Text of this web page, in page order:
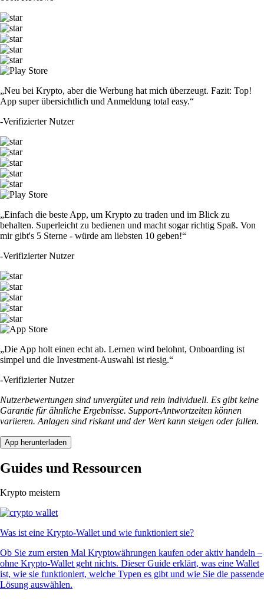
„Neu bei Krypto, aber die Werbung hat mich überzeugt. Fazit: Top!
App super übersichtlich und Anmeldung total easy.“
-Verifizierter Nutzer
„Einfach die beste App, um Krypto zu traden und im Blick zu
behalten. Superleicht zu bedienen und macht sogar richtig Spaß. Von
mir gibt's 5 Sterne - würde am liebsten 10 geben!“
-Verifizierter Nutzer
„Die App holt einen echt ab. Lernen wird belohnt, Onboarding ist
simpel und die Investment-Auswahl ist riesig.“
-Verifizierter Nutzer
Nutzerbewertungen sind unvergütet und rein individuell. Es gibt keine
Garantie für ähnliche Ergebnisse. Support-Antwortzeiten können
variieren. Anlagen sind riskant und der Wert kann steigen oder fallen.
App herunterladen
Guides und Ressourcen
Krypto meistern
Was ist eine Krypto-Wallet und wie funktioniert sie?
Ob Sie zum ersten Mal Kryptowährungen kaufen oder aktiv handeln –
ohne Krypto-Wallet geht nichts. Dieser Guide erklärt, was eine Wallet
ist, wie sie funktioniert, welche Typen es gibt und wie Sie die passende
Lösung auswählen.